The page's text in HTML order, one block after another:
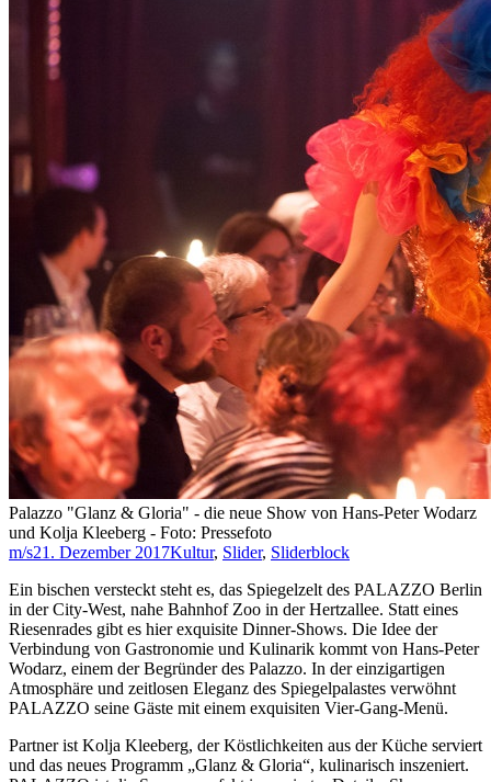
Palazzo "Glanz & Gloria" - die neue Show von Hans-Peter Wodarz
und Kolja Kleeberg - Foto: Pressefoto
m/s21. Dezember 2017Kultur, Slider, Sliderblock
Ein bischen versteckt steht es, das Spiegelzelt des PALAZZO Berlin
in der City-West, nahe Bahnhof Zoo in der Hertzallee. Statt eines
Riesenrades gibt es hier exquisite Dinner-Shows. Die Idee der
Verbindung von Gastronomie und Kulinarik kommt von Hans-Peter
Wodarz, einem der Begründer des Palazzo. In der einzigartigen
Atmosphäre und zeitlosen Eleganz des Spiegelpalastes verwöhnt
PALAZZO seine Gäste mit einem exquisiten Vier-Gang-Menü.
Partner ist Kolja Kleeberg, der Köstlichkeiten aus der Küche serviert
und das neues Programm „Glanz & Gloria“, kulinarisch inszeniert.